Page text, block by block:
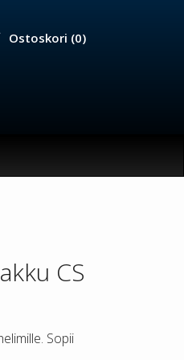
Ostoskori (0)
CS
Sopii